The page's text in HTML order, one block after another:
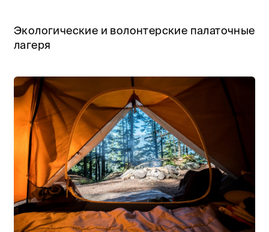
Экологические и волонтерские палаточные
лагеря